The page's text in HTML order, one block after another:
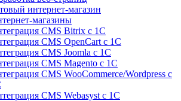
интернет-магазин
магазины
CMS Bitrix с 1С
CMS OpenCart с 1С
CMS Joomla с 1С
CMS Magento с 1С
CMS WooCommerce/Wordpress с
CMS Webasyst с 1С